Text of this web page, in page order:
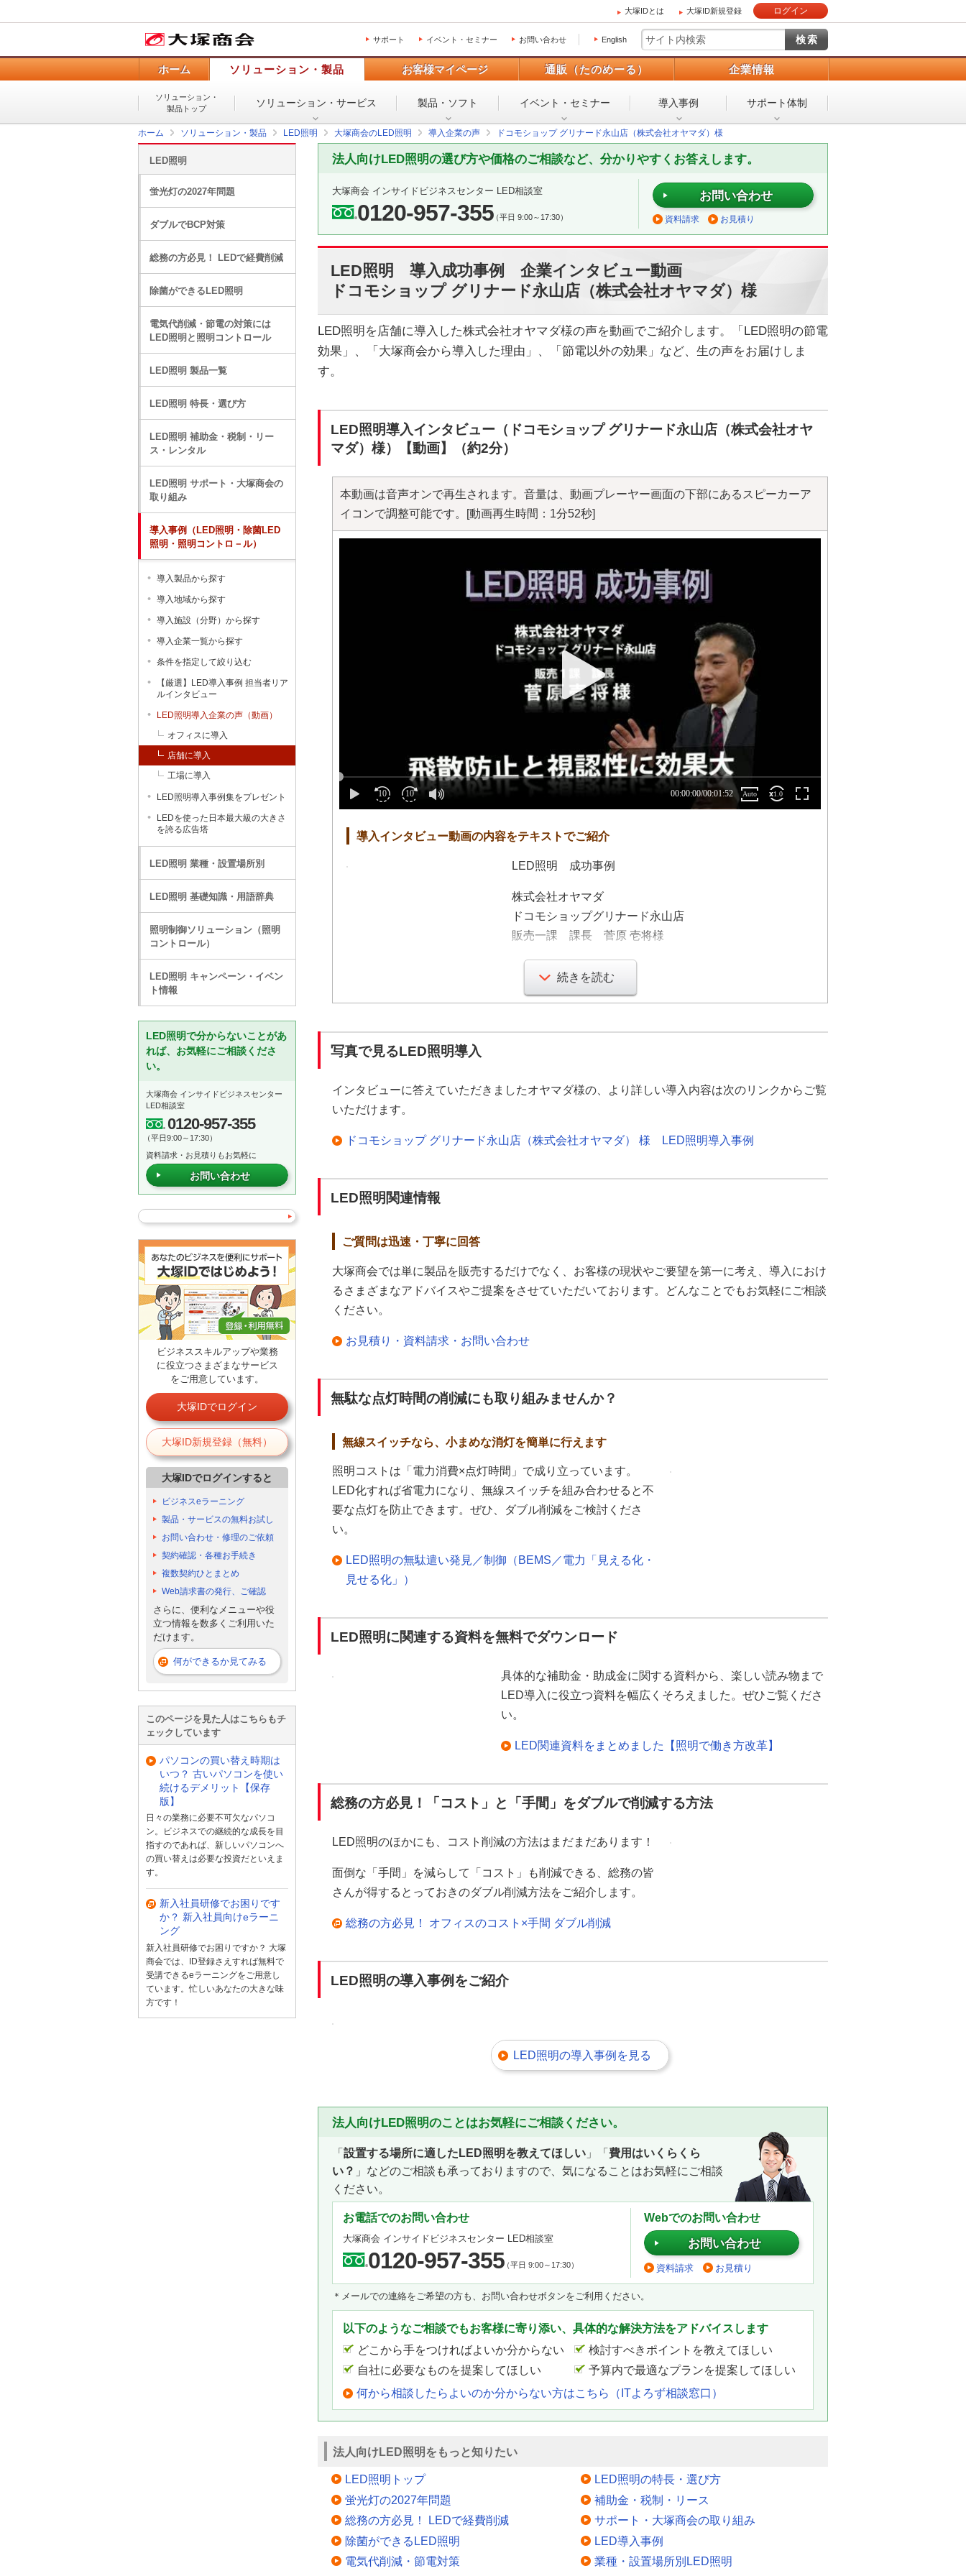
大塚IDとは 大塚ID新規登録 ログイン
サポート イベント・セミナー お問い合わせ English
ホーム ソリューション・製品 お客様マイページ 通販（たのめーる） 企業情報
ソリューション・
製品トップ
ソリューション・ サービス 製品・ソフト イベント・ セミナー 導入事例 サポート体制
ホーム ソリューション・製品 LED照明 大塚商会のLED照明 導入企業の声 ドコモショップ グリナード永山店（株式会社オヤマダ）様
法人向けLED照明の選び方や価格のご相談など、分かりやすくお答えします。
大塚商会 インサイドビジネスセンター LED相談室
0120-957-355（平日 9:00～17:30）
お問い合わせ
資料請求 お見積り
LED照明 導入成功事例 企業インタビュー動画
ドコモショップ グリナード永山店（株式会社オヤマダ）様
LED照明を店舗に導入した株式会社オヤマダ様の声を動画でご紹介します。「LED照明の節電
効果」、「大塚商会から導入した理由」、「節電以外の効果」など、生の声をお届けしま
す。
LED照明導入インタビュー（ドコモショップ グリナード永山店（株式会社オヤ
マダ）様）【動画】（約2分）
本動画は音声オンで再生されます。音量は、動画プレーヤー画面の下部にあるスピーカーア
イコンで調整可能です。[動画再生時間：1分52秒]
導入インタビュー動画の内容をテキストでご紹介
LED照明 成功事例
株式会社オヤマダ
ドコモショップグリナード永山店
販売一課 課長 菅原 壱将様
株式会社オヤマダのご紹介
昭和32年設立して、電送業とドコモショップ4店舗、auシ
LED照明の導入理由
とか、飛散を防止するためにいろいろ施していた。
節電の効果
ドコモショップ永山店では、導入前は、1カ月3,500kWhか
と空調を共有しており、夏は、非常に暑くなっていた。
皆さん快適に過ごしている様子がうかがえた。
ドコモショップ永山店の看板についてもLED照明に交換し
続きを読む
写真で見るLED照明導入
インタビューに答えていただきましたオヤマダ様の、より詳しい導入内容は次のリンクからご覧
いただけます。
ドコモショップ グリナード永山店（株式会社オヤマダ） 様 LED照明導入事例
LED照明関連情報
ご質問は迅速・丁寧に回答
大塚商会では単に製品を販売するだけでなく、お客様の現状やご要望を第一に考え、導入におけ
るさまざまなアドバイスやご提案をさせていただいております。どんなことでもお気軽にご相談
ください。
お見積り・資料請求・お問い合わせ
無駄な点灯時間の削減にも取り組みませんか？
無線スイッチなら、小まめな消灯を簡単に行えます
照明コストは「電力消費×点灯時間」で成り立っています。
LED化すれば省電力になり、無線スイッチを組み合わせると不
要な点灯を防止できます。ぜひ、ダブル削減をご検討くださ
い。
LED照明の無駄遣い発見／制御（BEMS／電力「見える化・
見せる化」）
LED照明に関連する資料を無料でダウンロード
具体的な補助金・助成金に関する資料から、楽しい読み物まで
LED導入に役立つ資料を幅広くそろえました。ぜひご覧くださ
い。
LED関連資料をまとめました【照明で働き方改革】
総務の方必見！「コスト」と「手間」をダブルで削減する方法
LED照明のほかにも、コスト削減の方法はまだまだあります！
面倒な「手間」を減らして「コスト」も削減できる、総務の皆
さんが得するとっておきのダブル削減方法をご紹介します。
総務の方必見！ オフィスのコスト×手間 ダブル削減
LED照明の導入事例をご紹介
LED照明の導入事例を見る
法人向けLED照明のことはお気軽にご相談ください。
「 設置する場所に適したLED照明を教えてほしい 」「 費用はいくらくら
い？ 」などのご相談も承っておりますので、気になることはお気軽にご相談
ください。
お電話でのお問い合わせ
大塚商会 インサイドビジネスセンター LED相談室
0120-957-355（平日 9:00～17:30）
Webでのお問い合わせ
お問い合わせ
資料請求 お見積り
＊メールでの連絡をご希望の方も、お問い合わせボタンをご利用ください。
以下のようなご相談でもお客様に寄り添い、具体的な解決方法をアドバイスします
どこから手をつければよいか分からない
検討すべきポイントを教えてほしい
自社に必要なものを提案してほしい
予算内で最適なプランを提案してほしい
何から相談したらよいのか分からない方はこちら（ITよろず相談窓口）
法人向けLED照明をもっと知りたい
LED照明トップ
蛍光灯の2027年問題
総務の方必見！ LEDで経費削減
除菌ができるLED照明
電気代削減・節電対策
LED照明の特長・選び方
補助金・税制・リース
サポート・大塚商会の取り組み
LED導入事例
業種・設置場所別LED照明
LED照明
蛍光灯の2027年問題
ダブルでBCP対策
総務の方必見！ LEDで経費削減
除菌ができるLED照明
電気代削減・節電の対策には
LED照明と照明コントロール
LED照明 製品一覧
LED照明 特長・選び方
LED照明 補助金・税制・リー
ス・レンタル
LED照明 サポート・大塚商会の
取り組み
導入事例（LED照明・除菌LED
照明・照明コントロ－ル）
導入製品から探す
導入地域から探す
導入施設（分野）から探す
導入企業一覧から探す
条件を指定して絞り込む
【厳選】LED導入事例 担当者リア
ルインタビュー
LED照明導入企業の声（動画）
オフィスに導入
店舗に導入
工場に導入
LED照明導入事例集をプレゼント
LEDを使った日本最大級の大きさ
を誇る広告塔
LED照明 業種・設置場所別
LED照明 基礎知識・用語辞典
照明制御ソリューション（照明
コントロール）
LED照明 キャンペーン・イベン
ト情報
LED照明で分からないことがあ
れば、お気軽にご相談くださ
い。
大塚商会 インサイドビジネスセンター
LED相談室
0120-957-355
（平日9:00～17:30）
資料請求・お見積りもお気軽に
お問い合わせ
ビジネススキルアップや業務
に役立つさまざまなサービス
をご用意しています。
大塚IDでログイン
大塚ID新規登録（無料）
大塚IDでログインすると
ビジネスeラーニング
製品・サービスの無料お試し
お問い合わせ・修理のご依頼
契約確認・各種お手続き
複数契約ひとまとめ
Web請求書の発行、ご確認
さらに、便利なメニューや役
立つ情報を数多くご利用いた
だけます。
何ができるか見てみる
このページを見た人はこちらもチ
ェックしています
パソコンの買い替え時期は
いつ？ 古いパソコンを使い
続けるデメリット【保存
版】
日々の業務に必要不可欠なパソコ
ン。ビジネスでの継続的な成長を目
指すのであれば、新しいパソコンへ
の買い替えは必要な投資だといえま
す。
新入社員研修でお困りです
か？ 新入社員向けeラーニ
ング
新入社員研修でお困りですか？ 大塚
商会では、ID登録さえすれば無料で
受講できるeラーニングをご用意し
ています。忙しいあなたの大きな味
方です！